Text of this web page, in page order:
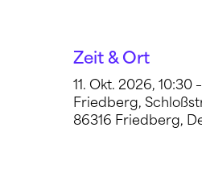
Zeit & Ort
11. Okt. 2026, 10:30
Friedberg,
86316 Friedberg,